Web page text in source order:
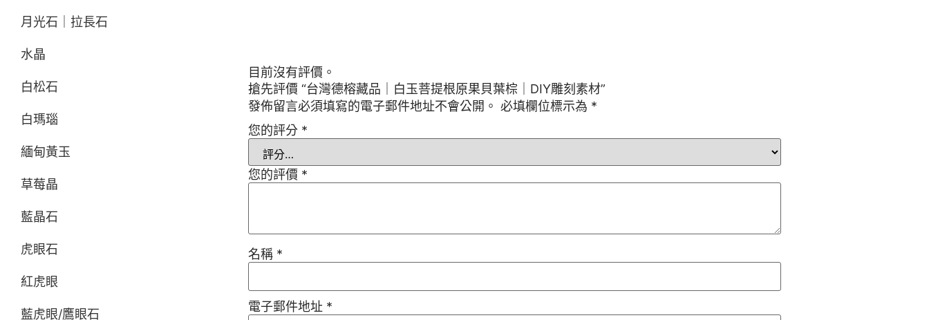
月光石｜拉長石
水晶
白松石
白瑪瑙
緬甸黃玉
草莓晶
藍晶石
虎眼石
紅虎眼
藍虎眼/鷹眼石
目前沒有評價。
搶先評價 “台灣德榕藏品｜白玉菩提根原果貝葉棕｜DIY雕刻素材”
發佈留言必須填寫的電子郵件地址不會公開。 必填欄位標示為 *
您的評分 *
您的評價 *
名稱 *
電子郵件地址 *